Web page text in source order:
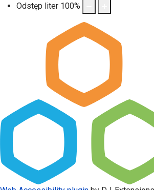
Odstęp liter 100%